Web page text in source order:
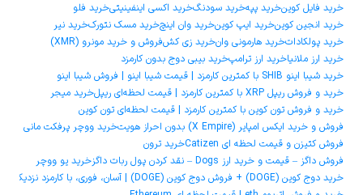
خرید فایل کوینخرید پپهخرید سودنگخرید اکسی اینفینیتیخرید فلو
خرید انجین کوینخرید ایپ کوینخرید وان اینچخرید مسک نتورکخرید نیر
خرید پولکاداتخرید هارمونی وانخرید زی کشفروش و خرید مونرو (XMR)
خرید ارز ملانیاخرید ارز ترامپخرید بیبی دوج بدون کارمزد
خرید شیبا اینو SHIB با کمترین کارمزد | قیمت شیبا اینو | فروش شیبا اینو
خرید و فروش ریپل XRP با کمترین کارمزد | قیمت لحظه‌ای ریپل
خرید میجر
خرید و فروش تون کوین با کمترین کارمزد | قیمت لحظه‌ای تون کوین
فروش و خرید ایکس امپایر (X Empire) بدون احراز هویت
خرید ووچر پرفکت مانی
فروش کتیزن و قیمت لحظه ای Catizen
خرید ترون
فروش داگز – قیمت و خرید ارز Dogs – نقد کردن پول ربات داگز
خرید یو ووچر
خرید دوج ‌کوین (DOGE) + فروش دوج ‌کوین (DOGE) | آسان، فوری، با کارمزد نزدیک به صفر